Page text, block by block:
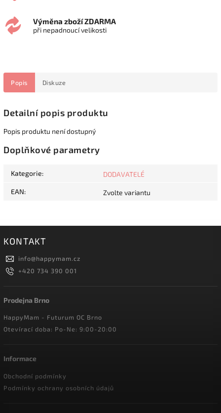
Výměna zboží ZDARMA
při nepadnoucí velikosti
Popis Diskuze
Detailní popis produktu
Popis produktu není dostupný
Doplňkové parametry
Kategorie: DODAVATELÉ
EAN: Zvolte variantu
KONTAKT
info@happymam.cz
+420 734 390 001
Prodejna Brno
HappyMam - Futurum OC Brno
Otevírací doba: Po-Ne: 9:00-20:00
Informace
Obchodní podmínky
Podmínky ochrany osobních údajů